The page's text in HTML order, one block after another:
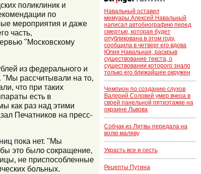
поликлиник и
по
мероприятия и даже
часть,
"Московскому
из федерального и
"Мы рассчитывали на то,
что при таких
есть в
как раз над этими
Печатников на пресс-
пока нет. "Мы
это было сокращение,
не приспособленные
больных.
Навальный оставил
мемуары.Алексей Навальный
написал автобиографию перед
смертью, которая будет
опубликована в этом году,
сообщила в четверг его вдова
Юлия Навальная, раскрыв
существование текста, о
существовании которого знало
только его ближайшее окружен
Чемпион по созданию слухов
Валерий Соловей умер вчера в
своей панельной пятиэтажке на
окраине Львова
Собчак из Литвы передала на
волю маляву
Украсть все и сесть
Рецепты Путина